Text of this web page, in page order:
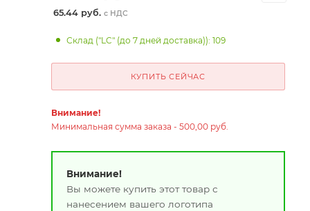
65.44 руб. с НДС
Склад ("LC" (до 7 дней доставка)): 109
КУПИТЬ СЕЙЧАС
Внимание!
Минимальная сумма заказа - 500,00 руб.
Внимание!
Вы можете купить этот товар с
нанесением вашего логотипа